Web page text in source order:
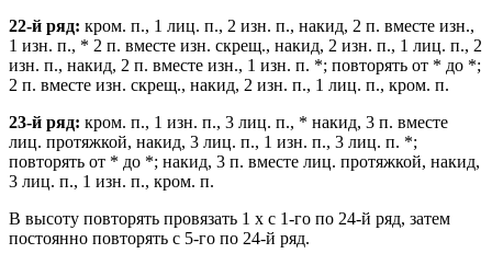
22-й ряд: кром. п., 1 лиц. п., 2 изн. п., накид, 2 п. вместе изн.,
1 изн. п., * 2 п. вместе изн. скрещ., накид, 2 изн. п., 1 лиц. п., 2
изн. п., накид, 2 п. вместе изн., 1 изн. п. *; повторять от * до *;
2 п. вместе изн. скрещ., накид, 2 изн. п., 1 лиц. п., кром. п.
23-й ряд: кром. п., 1 изн. п., 3 лиц. п., * накид, 3 п. вместе
лиц. протяжкой, накид, 3 лиц. п., 1 изн. п., 3 лиц. п. *;
повторять от * до *; накид, 3 п. вместе лиц. протяжкой, накид,
3 лиц. п., 1 изн. п., кром. п.
В высоту повторять провязать 1 х с 1-го по 24-й ряд, затем
постоянно повторять с 5-го по 24-й ряд.